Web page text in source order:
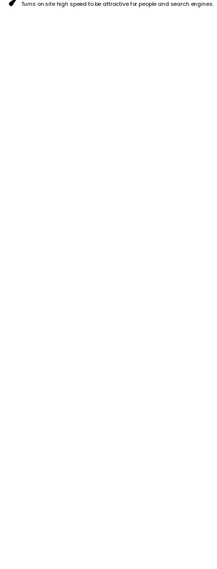
Turns on site high speed to be attractive for people and search engines.